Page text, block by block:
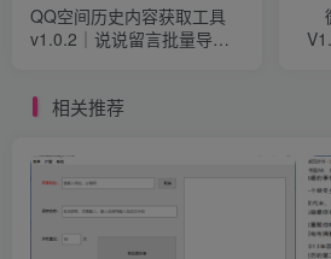
QQ空间历史内容获取工具
v1.0.2｜说说留言批量导出
相关推荐